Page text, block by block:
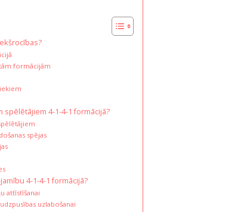
formācijām
4-1-4-1 formācijā?
spējas
4-1-4-1 formācijā?
attīstīšanai
uzlabošanai